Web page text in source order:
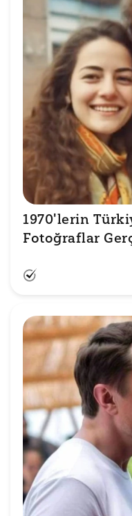
1970'lerin
Fotoğraflar